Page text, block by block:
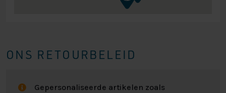
ONS RETOURBELEID
Gepersonaliseerde artikelen zoals